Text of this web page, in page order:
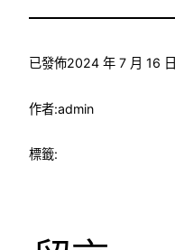
已發佈2024 年 7 月 16 日
作者:admin
標籤: